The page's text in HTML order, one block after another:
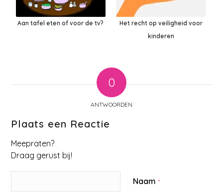
Aan tafel eten of voor de tv?
Het recht op veiligheid voor
kinderen
0
ANTWOORDEN
Plaats een Reactie
Meepraten?
Draag gerust bij!
Naam*